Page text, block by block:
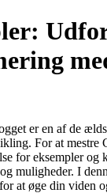
er en af de
For at mestre
for eksempler og
muligheder. I
at øge din viden